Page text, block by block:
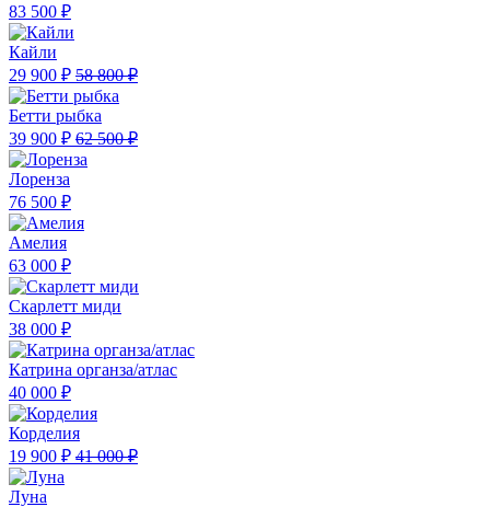
83 500 ₽
Кайли
29 900 ₽ 58 800 ₽
Бетти рыбка
39 900 ₽ 62 500 ₽
Лоренза
76 500 ₽
Амелия
63 000 ₽
Скарлетт миди
38 000 ₽
Катрина органза/атлас
40 000 ₽
Корделия
19 900 ₽ 41 000 ₽
Луна